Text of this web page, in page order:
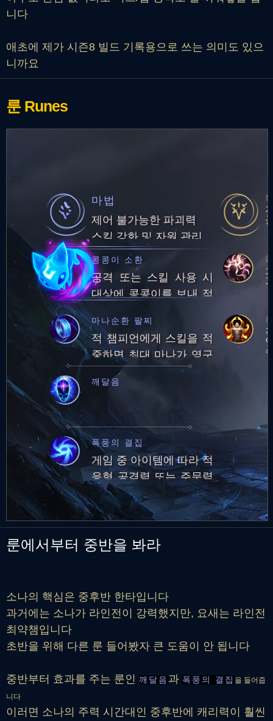
니다
애초에 제가 시즌8 빌드 기록용으로 쓰는 의미도 있으
니까요
룬 Runes
마법
제어 불가능한 파괴력
스킬 강화 및 자원 관리
콩콩이 소환
공격 또는 스킬 사용 시
대상에 콩콩이를 보내 적
에게 보호막 생성
마나순환 팔찌
적 챔피언에게 스킬을 적
중하면 최대 마나가 영구
적으로 25만큼 증가합니
다. (최대 마나량: 250)최
1%를 회복합니다.
깨달음
폭풍의 결집
게임 중 아이템에 따라 적
응형 공격력 또는 주문력
획득량 증가
룬에서부터 중반을 봐라
소나의 핵심은 중후반 한타입니다
과거에는 소나가 라인전이 강력했지만, 요새는 라인전
최약챔입니다
초반을 위해 다른 룬 들어봤자 큰 도움이 안 됩니다
중반부터 효과를 주는 룬인 깨달음 과 폭풍의 결집 을 들어줍
니다
이러면 소나의 주력 시간대인 중후반에 캐리력이 훨씬